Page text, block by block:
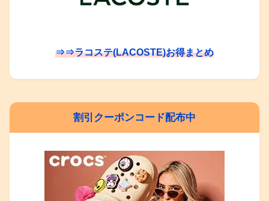
⇒⇒ラコステ(LACOSTE)お得まとめ
割引クーポンコード配布中